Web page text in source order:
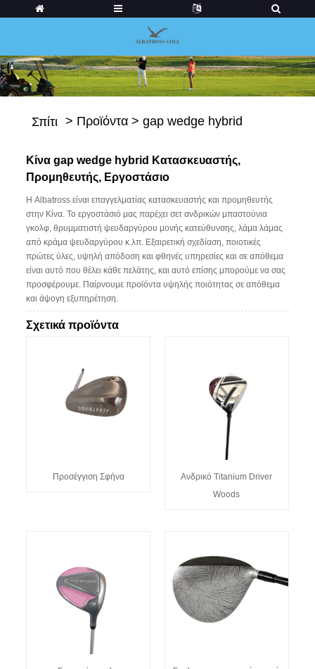
Σπίτι > Προϊόντα > gap wedge hybrid
Κίνα gap wedge hybrid Κατασκευαστής,
Προμηθευτής, Εργοστάσιο
Η Albatross είναι επαγγελματίας κατασκευαστής και προμηθευτής
στην Κίνα. Το εργοστάσιό μας παρέχει σετ ανδρικών μπαστούνια
γκολφ, θρυμματιστή ψευδαργύρου μονής κατεύθυνσης, λάμα λάμας
από κράμα ψευδαργύρου κ.λπ. Εξαιρετική σχεδίαση, ποιοτικές
πρώτες ύλες, υψηλή απόδοση και φθηνές υπηρεσίες και σε απόθεμα
είναι αυτό που θέλει κάθε πελάτης, και αυτό επίσης μπορούμε να σας
προσφέρουμε. Παίρνουμε προϊόντα υψηλής ποιότητας σε απόθεμα
και άψογη εξυπηρέτηση.
Σχετικά προϊόντα
Προσέγγιση Σφήνα
Ανδρικό Titanium Driver
Woods